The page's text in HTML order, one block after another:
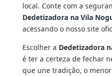
local. Conte com a
Dedetizadora na Vila
acessando o nosso site
Escolher a Dedetizadora
é ter a certeza de fechar
que une tradição, o